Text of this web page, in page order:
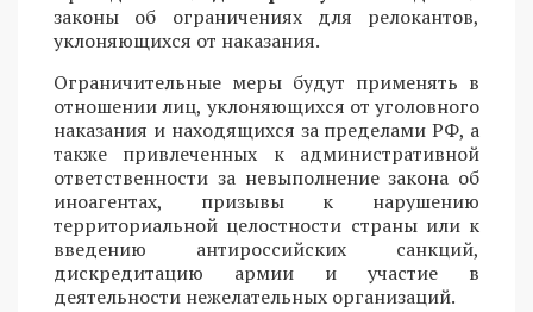
законы об ограничениях для релокантов,
уклоняющихся от наказания.
Ограничительные меры будут применять в
отношении лиц, уклоняющихся от уголовного
наказания и находящихся за пределами РФ, а
также привлеченных к административной
ответственности за невыполнение закона об
иноагентах, призывы к нарушению
территориальной целостности страны или к
введению антироссийских санкций,
дискредитацию армии и участие в
деятельности нежелательных организаций.